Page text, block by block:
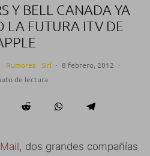
Y BELL CANADA YA
LA FUTURA ITV DE
Rumores Siri · 8 febrero, 2012 ·
de lectura
, dos grandes compañías